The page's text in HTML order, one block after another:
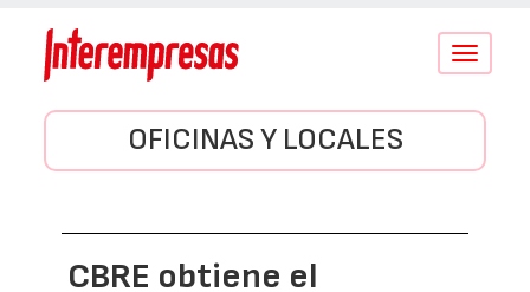
Conmutar
OFICINAS Y LOCALES
CBRE obtiene el